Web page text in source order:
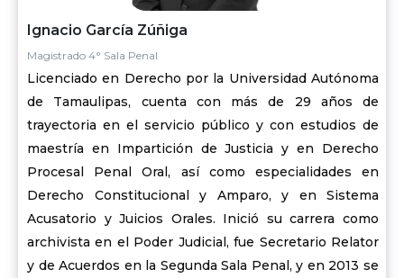
Ignacio García Zúñiga
Magistrado 4° Sala Penal
Licenciado en Derecho por la Universidad Autónoma
de Tamaulipas, cuenta con más de 29 años de
trayectoria en el servicio público y con estudios de
maestría en Impartición de Justicia y en Derecho
Procesal Penal Oral, así como especialidades en
Derecho Constitucional y Amparo, y en Sistema
Acusatorio y Juicios Orales. Inició su carrera como
archivista en el Poder Judicial, fue Secretario Relator
y de Acuerdos en la Segunda Sala Penal, y en 2013 se